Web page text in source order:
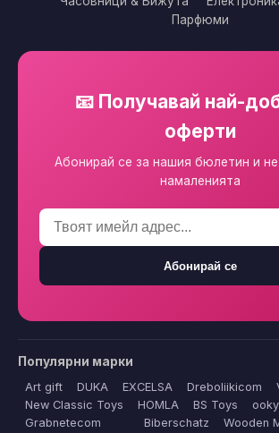
Парфюми
📧 Получавай най-
оферти
Абонирай се за нашия бюлетин и не
намаленията
Абонирай се
Популярни марки
Art gift DUKA EXCELSA Dreboliikicom
New Classic Toys
HOMLA BS Toys
Grabnetecom
Biberschatz
Wooden